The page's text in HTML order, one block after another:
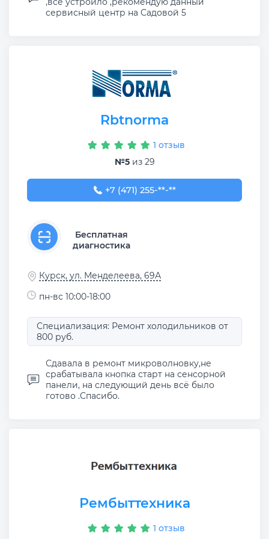
сервисный центр на Садовой 5
Rbtnorma
1 отзыв
№5из 29
+7 (471) 255-04-66
+7 (471) 255-**-**
Бесплатная
диагностика
Курск, ул. Менделеева, 69А
пн-вс 10:00-18:00
Специализация: Ремонт холодильников от
800 руб.
Сдавала в ремонт микроволновку,не
срабатывала кнопка старт на сенсорной
панели, на следующий день всё было
готово .Спасибо.
Рембыттехника
1 отзыв